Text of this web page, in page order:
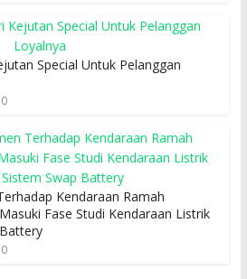
Special Untuk Pelanggan
0
Kendaraan Ramah
Fase Studi Kendaraan Listrik
0